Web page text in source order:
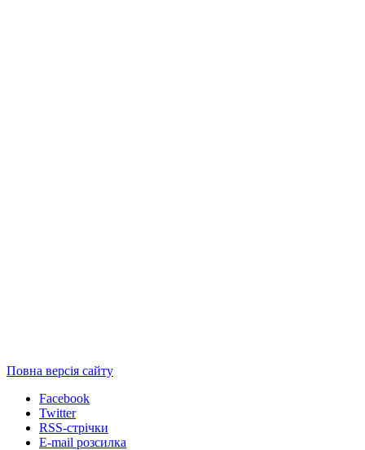
Повна версія сайту
Facebook
Twitter
RSS-стрічки
E-mail розсилка